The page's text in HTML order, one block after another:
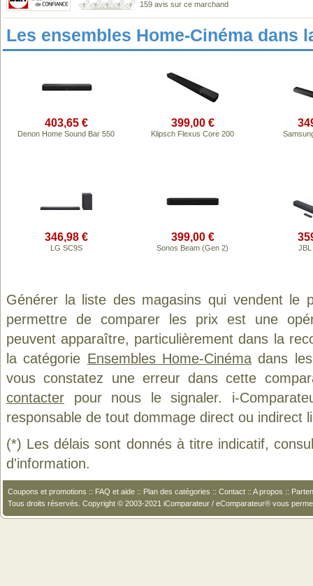
159 avis sur ce marchand
Les ensembles Home-Cinéma dans
403,65 €
Denon Home Sound Bar 550
399,00 €
Klipsch Flexus Core 200
346,98 €
LG SC9S
399,00 €
Sonos Beam (Gen 2) JBL
Générer la liste des magasins qui vendent le
permettre de comparer les prix est une
peuvent apparaître, particulièrement dans la
la catégorie Ensembles Home-Cinémadans les
vous constatez une erreur dans cette
contacter pour nous le signaler. i-
responsable de tout dommage direct ou indirect
(*) Les délais sont donnés à titre indicatif,
d'information.
Coupons et promotions :: FAQ et aide :: Plan des catégories :: Contact :: A propos ::
Tous droits réservés. Copyright © 2003-2021 iComparateur / eComparateur® vous